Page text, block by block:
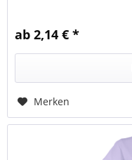
ab 2,14 € *
Merken